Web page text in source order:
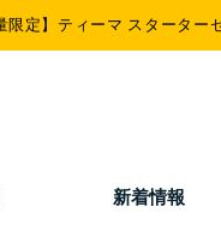
限定】ティーマ スターター
新着情報